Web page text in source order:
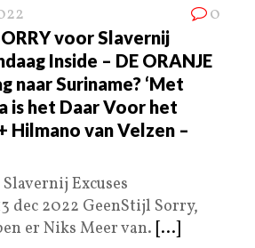
0
voor Slavernij
Inside – DE ORANJE
naar Suriname? ‘Met
is het Daar Voor het
Hilmano van Velzen –
Excuses
dec 2022 GeenStijl Sorry,
er Niks Meer van. [...]